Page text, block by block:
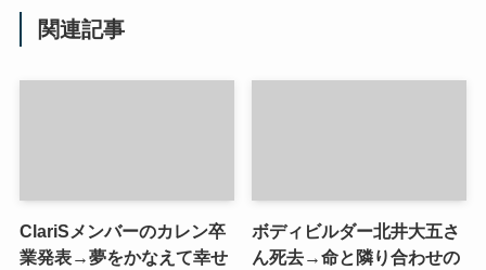
関連記事
ClariSメンバーのカレン卒
業発表→夢をかなえて幸せ
ボディビルダー北井大五さ
ん死去→命と隣り合わせの